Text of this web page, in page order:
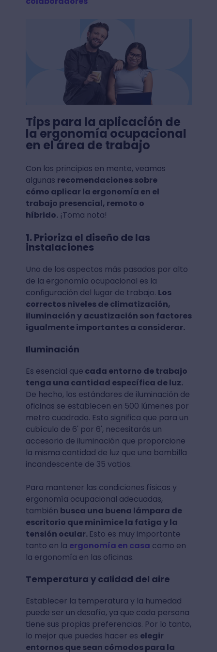
Tips para la aplicación de
la ergonomía ocupacional
en el área de trabajo
Con los principios en mente, veamos
algunas recomendaciones sobre
cómo aplicar la ergonomía en el
trabajo presencial, remoto o
híbrido.¡Toma nota!
1. Prioriza el diseño de las
instalaciones
Uno de los aspectos más pasados por alto
de la ergonomía ocupacional es la
configuración del lugar de trabajo. Los
correctos niveles de climatización,
iluminación y acustización son factores
igualmente importantes a considerar.
Iluminación
Es esencial que cada entorno de trabajo
tenga una cantidad específica de luz.
De hecho, los estándares de iluminación de
oficinas se establecen en 500 lúmenes por
metro cuadrado. Esto significa que para un
cubículo de 6' por 6', necesitarás un
accesorio de iluminación que proporcione
la misma cantidad de luz que una bombilla
incandescente de 35 vatios.
Para mantener las condiciones físicas y
ergonomía ocupacional adecuadas,
también busca una buena lámpara de
escritorio que minimice la fatiga y la
tensión ocular. Esto es muy importante
tanto en la ergonomía en casa como en
la ergonomía en las oficinas.
Temperatura y calidad del aire
Establecer la temperatura y la humedad
puede ser un desafío, ya que cada persona
tiene sus propias preferencias. Por lo tanto,
lo mejor que puedes hacer es elegir
entornos que sean cómodos para la